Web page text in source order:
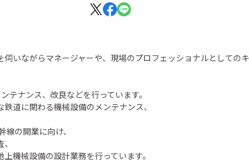
いながらマネージャーや、現場のプロフェッショナルとしての
テナンス、改良などを行っています。
道に関わる機械設備のメンテナンス、
の開業に向け、
機械設備の設計業務を行っています。